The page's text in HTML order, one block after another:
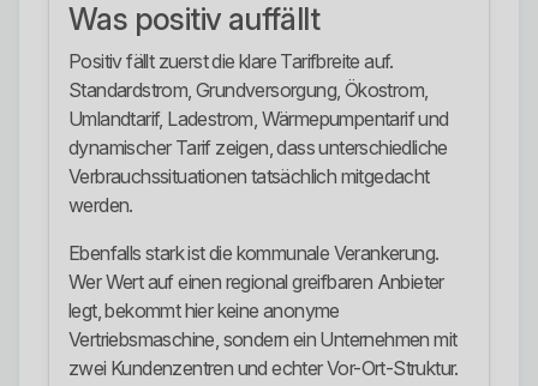
Was positiv auffällt
Positiv fällt zuerst die klare Tarifbreite auf.
Standardstrom, Grundversorgung, Ökostrom,
Umlandtarif, Ladestrom, Wärmepumpentarif und
dynamischer Tarif zeigen, dass unterschiedliche
Verbrauchssituationen tatsächlich mitgedacht
werden.
Ebenfalls stark ist die kommunale Verankerung.
Wer Wert auf einen regional greifbaren Anbieter
legt, bekommt hier keine anonyme
Vertriebsmaschine, sondern ein Unternehmen mit
zwei Kundenzentren und echter Vor-Ort-Struktur.